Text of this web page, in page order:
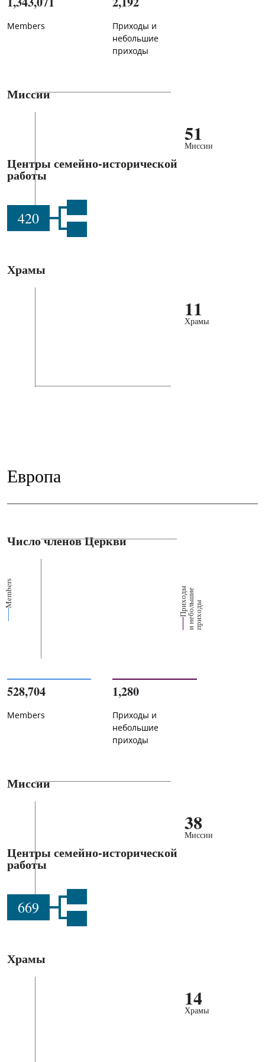
Members
Приходы и
небольшие
приходы
Миссии
51
Миссии
Центры семейно-исторической
работы
420
Храмы
11
Храмы
Европа
Число членов Церкви
Members П
р
их
о
д
ы
и
н
е
б
о
ль
ш
ие
п
р
и
х
о
ды
528,704
Members
1,280
Приходы и
небольшие
приходы
Миссии
38
Миссии
Центры семейно-исторической
работы
669
Храмы
14
Храмы